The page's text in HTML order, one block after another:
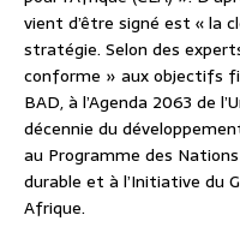
vient d’être signé est « la
stratégie. Selon des
conforme » aux objectifs
BAD, à l’Agenda 2063 de
décennie du
au Programme des
durable et à l’Initiative du
Afrique.